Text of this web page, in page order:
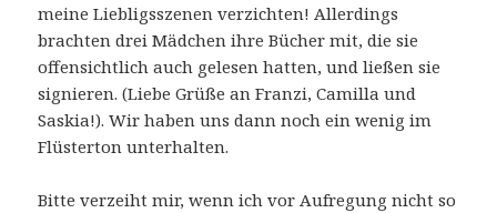
meine Liebligsszenen verzichten! Allerdings
brachten drei Mädchen ihre Bücher mit, die sie
offensichtlich auch gelesen hatten, und ließen sie
signieren. (Liebe Grüße an Franzi, Camilla und
Saskia!). Wir haben uns dann noch ein wenig im
Flüsterton unterhalten.
Bitte verzeiht mir, wenn ich vor Aufregung nicht so